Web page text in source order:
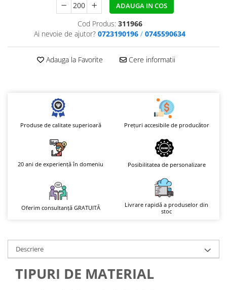
ADAUGA IN COS
Cod Produs: 311966
Ai nevoie de ajutor? 0723190196 / 0745590634
Adauga la Favorite Cere informatii
Produse de calitate superioară Prețuri accesibile de producător
20 ani de experiență în domeniu Posibilitatea de personalizare
Oferim consultanță GRATUITĂ
Livrare rapidă a produselor din
stoc
Descriere
TIPURI DE MATERIAL